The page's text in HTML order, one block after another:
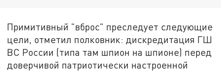
Примитивный "вброс" преследует следующие
цели, отметил полковник: дискредитация ГШ
ВС России (типа там шпион на шпионе) перед
доверчивой патриотически настроенной